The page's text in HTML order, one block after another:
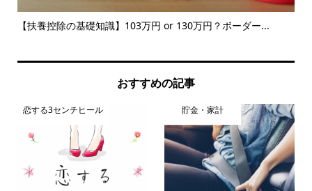
【扶養控除の基礎知識】103万円 or 130万円？ボーダー...
おすすめの記事
恋する3センチヒール 貯金・家計